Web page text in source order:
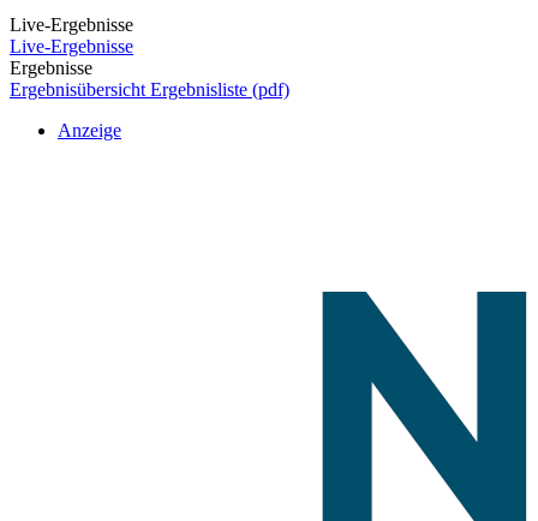
Live-Ergebnisse
Live-Ergebnisse
Ergebnisse
Ergebnisübersicht Ergebnisliste (pdf)
Anzeige